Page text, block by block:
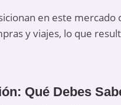
en este
y viajes, lo que
Qué Debes